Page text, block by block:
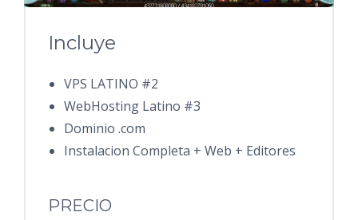
Incluye
VPS LATINO #2
WebHosting Latino #3
Dominio .com
Instalacion Completa + Web + Editores
PRECIO